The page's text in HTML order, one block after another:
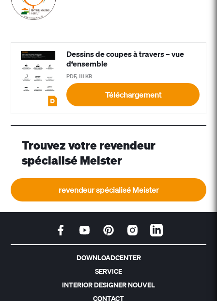
Dessins de coupes à travers – vue
d‘ensemble
PDF, 111 KB
Téléchargement
Trouvez votre revendeur
spécialisé Meister
revendeur spécialisé Meister
DOWNLOADCENTER
SERVICE
INTERIOR DESIGNER NOUVEL
CONTACT